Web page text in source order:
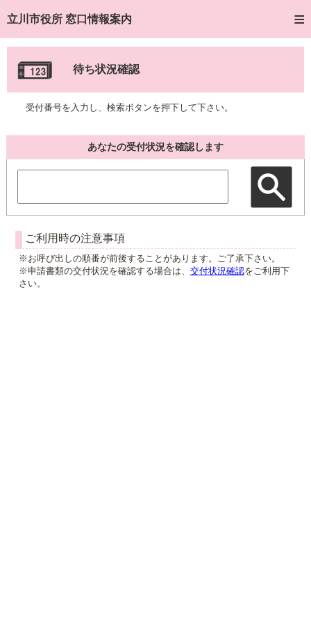
立川市役所 窓口情報案内
トップページへ
ご利用方法
窓口混雑状況
待ち状況確認
混雑予想カレンダー
待ち状況確認
受付番号を入力し、検索ボタンを押下して下さい。
あなたの受付状況を確認します
ご利用時の注意事項
※お呼び出しの順番が前後することがあります。ご了承下さい。
※申請書類の交付状況を確認する場合は、 交付状況確認をご利用下
さい。